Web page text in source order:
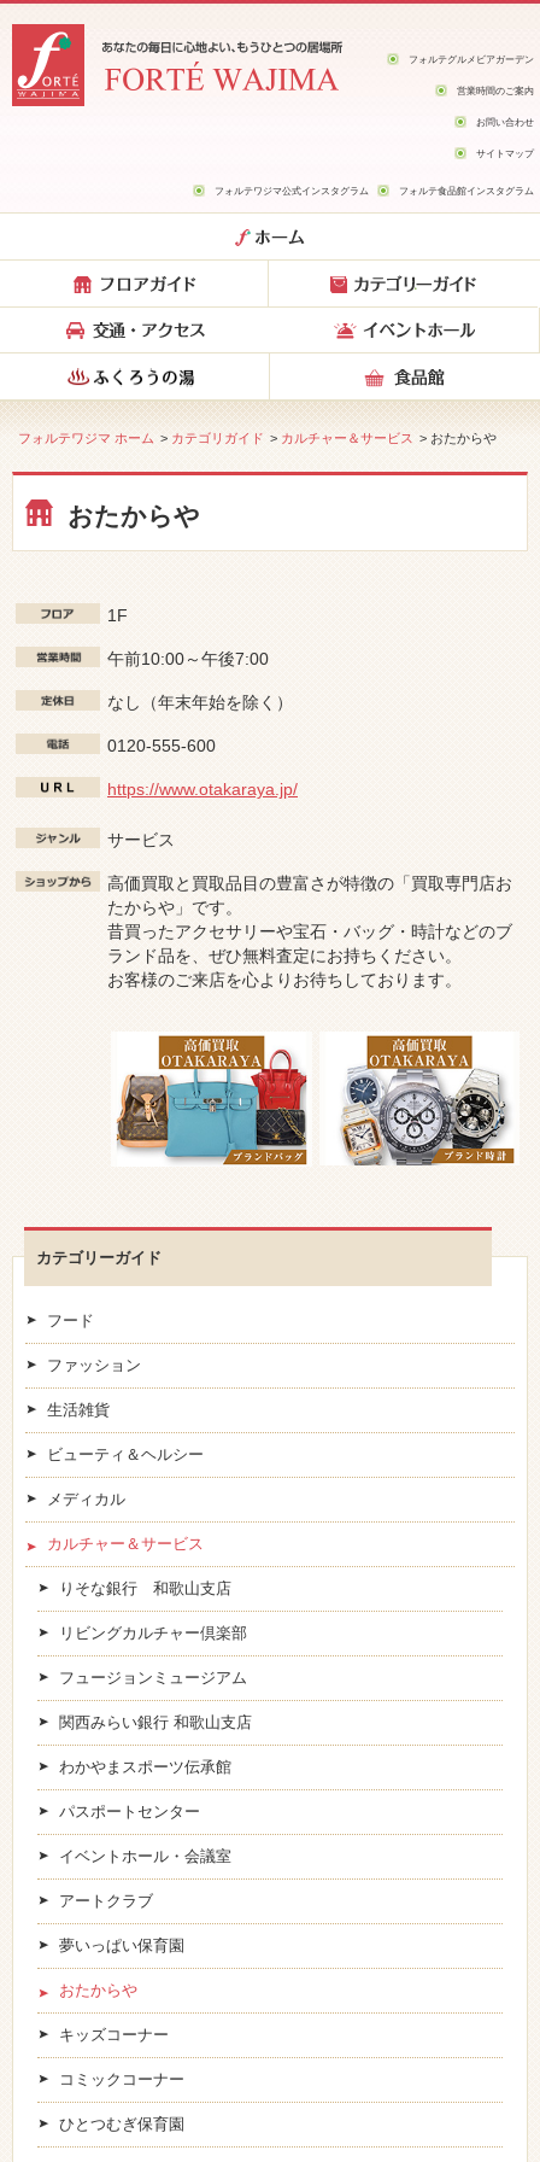
フォルテグルメビアガーデン
営業時間のご案内
お問い合わせ
サイトマップ
フォルテワジマ公式インスタグラム フォルテ食品館インスタグラム
フォルテワジマ ホーム > カテゴリガイド > カルチャー＆サービス > おたからや
おたからや
1F
午前10:00～午後7:00
なし（年末年始を除く）
0120-555-600
https://www.otakaraya.jp/
サービス
高価買取と買取品目の豊富さが特徴の「買取専門店お
たからや」です。
昔買ったアクセサリーや宝石・バッグ・時計などのブ
ランド品を、ぜひ無料査定にお持ちください。
お客様のご来店を心よりお待ちしております。
カテゴリーガイド
フード
ファッション
生活雑貨
ビューティ＆ヘルシー
メディカル
カルチャー＆サービス
りそな銀行 和歌山支店
リビングカルチャー倶楽部
フュージョンミュージアム
関西みらい銀行 和歌山支店
わかやまスポーツ伝承館
パスポートセンター
イベントホール・会議室
アートクラブ
夢いっぱい保育園
おたからや
キッズコーナー
コミックコーナー
ひとつむぎ保育園